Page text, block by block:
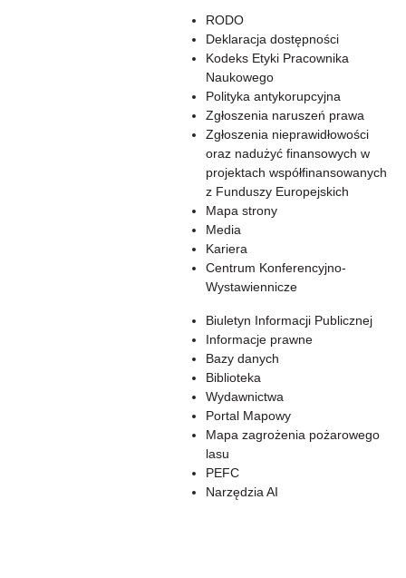
RODO
Deklaracja dostępności
Kodeks Etyki Pracownika
Naukowego
Polityka antykorupcyjna
Zgłoszenia naruszeń prawa
Zgłoszenia nieprawidłowości
oraz nadużyć finansowych w
projektach współfinansowanych
z Funduszy Europejskich
Mapa strony
Media
Kariera
Centrum Konferencyjno-
Wystawiennicze
Biuletyn Informacji Publicznej
Informacje prawne
Bazy danych
Biblioteka
Wydawnictwa
Portal Mapowy
Mapa zagrożenia pożarowego
lasu
PEFC
Narzędzia AI